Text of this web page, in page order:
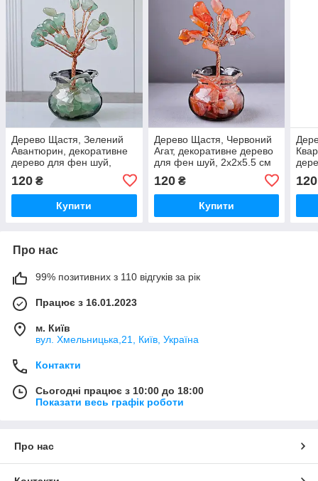
Дерево Щастя, Зелений
Авантюрин, декоративне
дерево для фен шуй,
120 ₴
Купити
Дерево Щастя, Червоний
Агат, декоративне дерево
для фен шуй, 2х2х5.5 см
120₴
Купити
120
Про нас
99% позитивних з 110 відгуків за рік
Працює з 16.01.2023
м. Київ
вул. Хмельницька,21, Київ, Україна
Контакти
Сьогодні працює з 10:00 до 18:00
Показати весь графік роботи
Про нас